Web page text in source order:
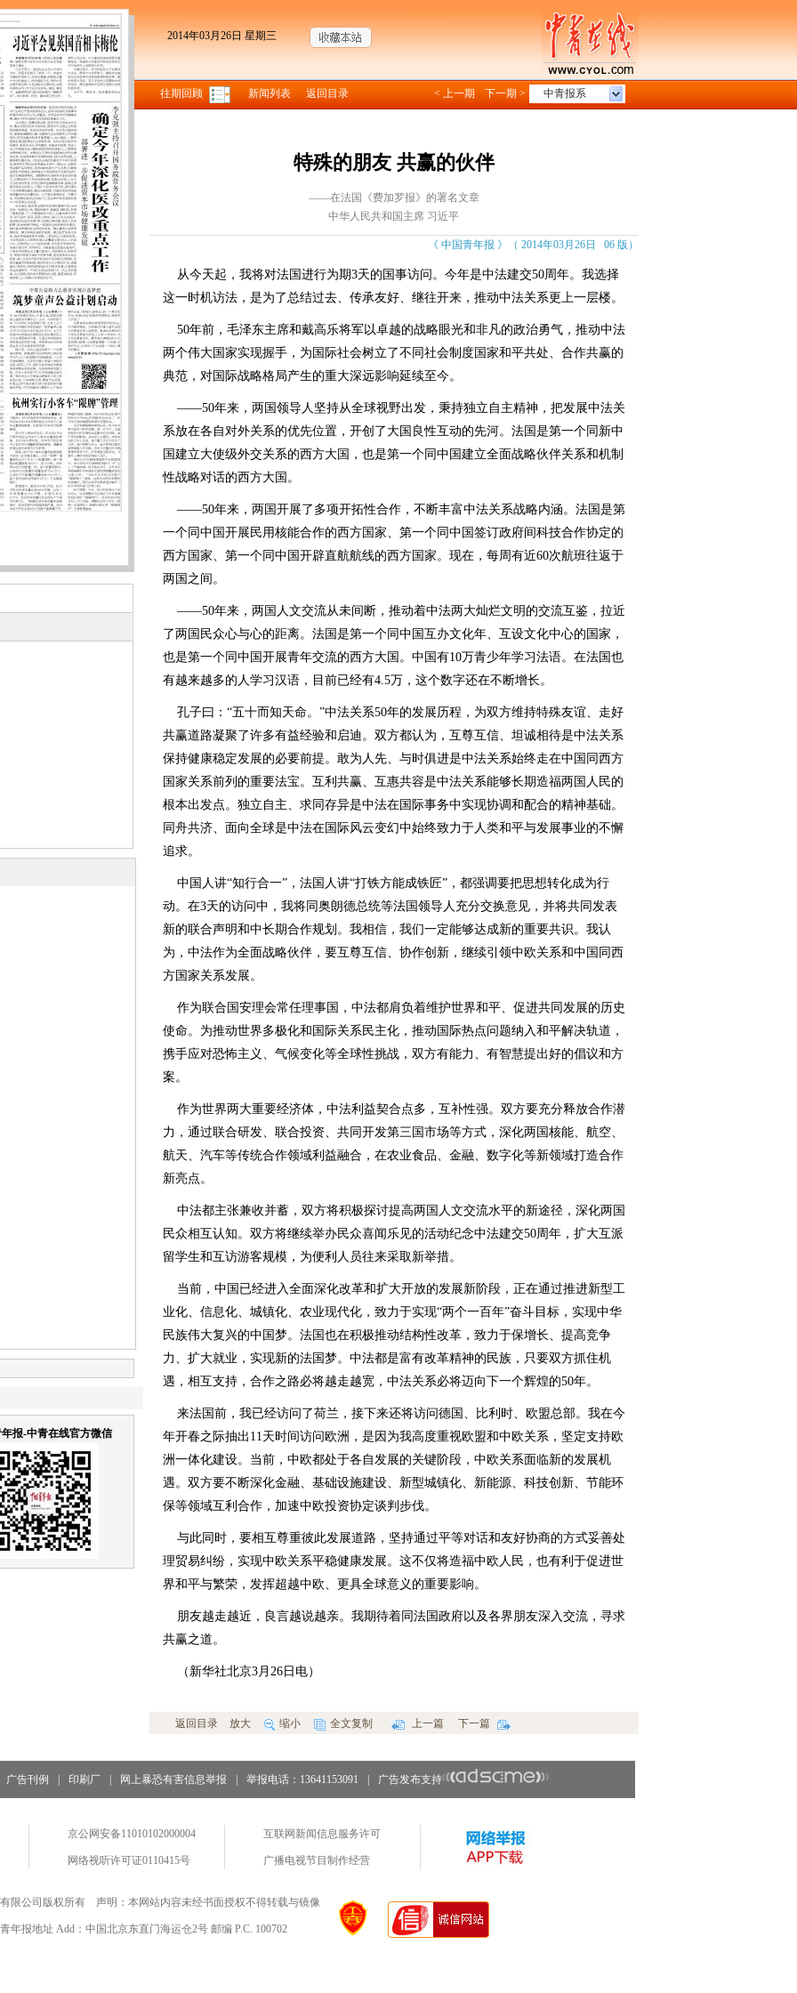
报-中青在线官方微信
2014年03月26日 星期三
往期回顾 新闻列表 返回目录 中青报系
< 上一期 下一期 >
特殊的朋友 共赢的伙伴
——在法国《费加罗报》的署名文章
中华人民共和国主席 习近平
《 中国青年报 》（ 2014年03月26日 06 版）
从今天起，我将对法国进行为期3天的国事访问。今年是中法建交50周年。我选择
这一时机访法，是为了总结过去、传承友好、继往开来，推动中法关系更上一层楼。
50年前，毛泽东主席和戴高乐将军以卓越的战略眼光和非凡的政治勇气，推动中法
两个伟大国家实现握手，为国际社会树立了不同社会制度国家和平共处、合作共赢的
典范，对国际战略格局产生的重大深远影响延续至今。
——50年来，两国领导人坚持从全球视野出发，秉持独立自主精神，把发展中法关
系放在各自对外关系的优先位置，开创了大国良性互动的先河。法国是第一个同新中
国建立大使级外交关系的西方大国，也是第一个同中国建立全面战略伙伴关系和机制
性战略对话的西方大国。
——50年来，两国开展了多项开拓性合作，不断丰富中法关系战略内涵。法国是第
一个同中国开展民用核能合作的西方国家、第一个同中国签订政府间科技合作协定的
西方国家、第一个同中国开辟直航航线的西方国家。现在，每周有近60次航班往返于
两国之间。
——50年来，两国人文交流从未间断，推动着中法两大灿烂文明的交流互鉴，拉近
了两国民众心与心的距离。法国是第一个同中国互办文化年、互设文化中心的国家，
也是第一个同中国开展青年交流的西方大国。中国有10万青少年学习法语。在法国也
有越来越多的人学习汉语，目前已经有4.5万，这个数字还在不断增长。
孔子曰：“五十而知天命。”中法关系50年的发展历程，为双方维持特殊友谊、走好
共赢道路凝聚了许多有益经验和启迪。双方都认为，互尊互信、坦诚相待是中法关系
保持健康稳定发展的必要前提。敢为人先、与时俱进是中法关系始终走在中国同西方
国家关系前列的重要法宝。互利共赢、互惠共容是中法关系能够长期造福两国人民的
根本出发点。独立自主、求同存异是中法在国际事务中实现协调和配合的精神基础。
同舟共济、面向全球是中法在国际风云变幻中始终致力于人类和平与发展事业的不懈
追求。
中国人讲“知行合一”，法国人讲“打铁方能成铁匠”，都强调要把思想转化成为行
动。在3天的访问中，我将同奥朗德总统等法国领导人充分交换意见，并将共同发表
新的联合声明和中长期合作规划。我相信，我们一定能够达成新的重要共识。我认
为，中法作为全面战略伙伴，要互尊互信、协作创新，继续引领中欧关系和中国同西
方国家关系发展。
作为联合国安理会常任理事国，中法都肩负着维护世界和平、促进共同发展的历史
使命。为推动世界多极化和国际关系民主化，推动国际热点问题纳入和平解决轨道，
携手应对恐怖主义、气候变化等全球性挑战，双方有能力、有智慧提出好的倡议和方
案。
作为世界两大重要经济体，中法利益契合点多，互补性强。双方要充分释放合作潜
力，通过联合研发、联合投资、共同开发第三国市场等方式，深化两国核能、航空、
航天、汽车等传统合作领域利益融合，在农业食品、金融、数字化等新领域打造合作
新亮点。
中法都主张兼收并蓄，双方将积极探讨提高两国人文交流水平的新途径，深化两国
民众相互认知。双方将继续举办民众喜闻乐见的活动纪念中法建交50周年，扩大互派
留学生和互访游客规模，为便利人员往来采取新举措。
当前，中国已经进入全面深化改革和扩大开放的发展新阶段，正在通过推进新型工
业化、信息化、城镇化、农业现代化，致力于实现“两个一百年”奋斗目标，实现中华
民族伟大复兴的中国梦。法国也在积极推动结构性改革，致力于保增长、提高竞争
力、扩大就业，实现新的法国梦。中法都是富有改革精神的民族，只要双方抓住机
遇，相互支持，合作之路必将越走越宽，中法关系必将迈向下一个辉煌的50年。
来法国前，我已经访问了荷兰，接下来还将访问德国、比利时、欧盟总部。我在今
年开春之际抽出11天时间访问欧洲，是因为我高度重视欧盟和中欧关系，坚定支持欧
洲一体化建设。当前，中欧都处于各自发展的关键阶段，中欧关系面临新的发展机
遇。双方要不断深化金融、基础设施建设、新型城镇化、新能源、科技创新、节能环
保等领域互利合作，加速中欧投资协定谈判步伐。
与此同时，要相互尊重彼此发展道路，坚持通过平等对话和友好协商的方式妥善处
理贸易纠纷，实现中欧关系平稳健康发展。这不仅将造福中欧人民，也有利于促进世
界和平与繁荣，发挥超越中欧、更具全球意义的重要影响。
朋友越走越近，良言越说越亲。我期待着同法国政府以及各界朋友深入交流，寻求
共赢之道。
（新华社北京3月26日电）
返回目录 放大 缩小 全文复制 上一篇 下一篇
广告刊例 印刷厂 网上暴恐有害信息举报 举报电话：13641153091 广告发布支持
京公网安备11010102000004
网络视听许可证0110415号
互联网新闻信息服务许可
广播电视节目制作经营
限公司版权所有 声明：本网站内容未经书面授权不得转载与镜像
年报地址 Add：中国北京东直门海运仓2号 邮编 P.C. 100702